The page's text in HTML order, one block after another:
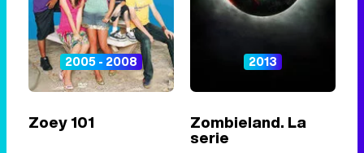
2005 - 2008
Zoey 101
2013
Zombieland. La
serie